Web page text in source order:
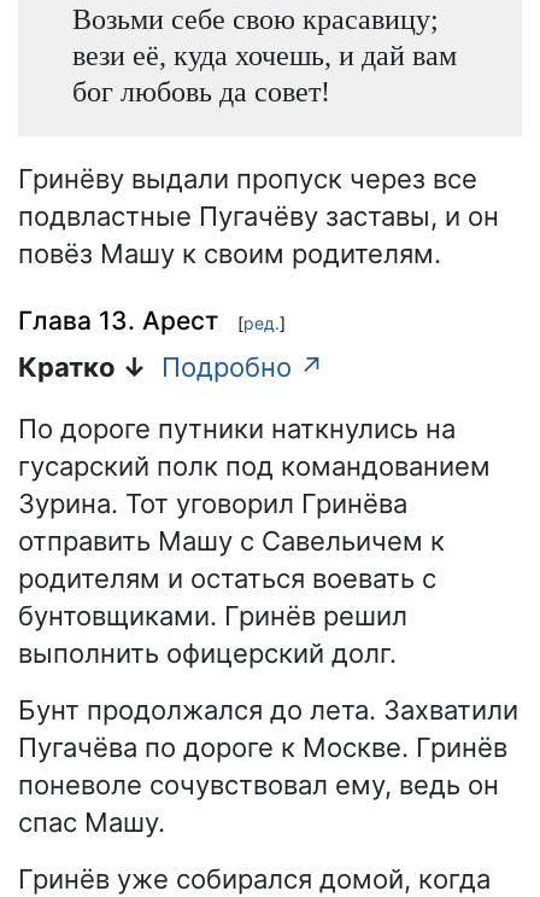
Возьми себе свою красавицу;
вези её, куда хочешь, и дай вам
бог любовь да совет!
Гринёву выдали пропуск через все
подвластные Пугачёву заставы, и он
повёз Машу к своим родителям.
Глава 13. Арест [ред.]
Кратко ↓
Подробно ↗
По дороге путники наткнулись на
гусарский полк под командованием
Зурина. Тот уговорил Гринёва
отправить Машу с Савельичем к
родителям и остаться воевать с
бунтовщиками. Гринёв решил
выполнить офицерский долг.
Бунт продолжался до лета. Захватили
Пугачёва по дороге к Москве. Гринёв
поневоле сочувствовал ему, ведь он
спас Машу.
Гринёв уже собирался домой, когда